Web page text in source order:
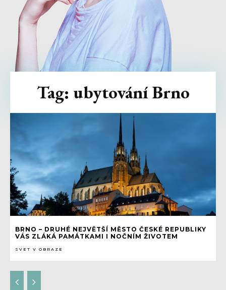
BRNO – DRUHÉ NEJVĚTŠÍ MĚSTO ČESKÉ REPUBLIKY
VÁS ZLÁKÁ PAMÁTKAMI I NOČNÍM ŽIVOTEM
SVET V OBRAZE
Tag: ubytování Brno